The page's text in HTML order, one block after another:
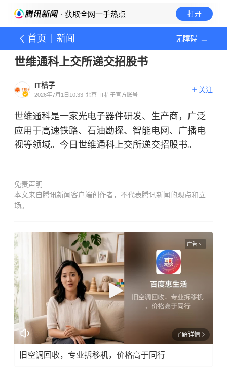
· 获取全网一手热点 打开
首页 新闻 无障碍
世维通科上交所递交招股书
IT桔子
2026年7月1日10:33 北京 IT桔子官方账号
关注
世维通科是一家光电子器件研发、生产商，广泛
应用于高速铁路、石油勘探、智能电网、广播电
视等领域。今日世维通科上交所递交招股书。
免责声明
本文来自腾讯新闻客户端创作者，不代表腾讯新闻的观点和立
场。
广告
了解详情
旧空调回收，专业拆移机，价格高于同行